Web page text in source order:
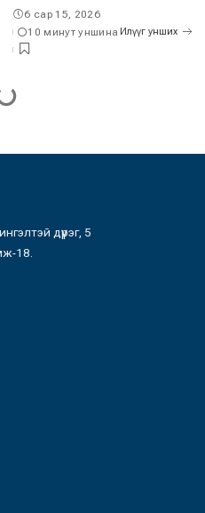
6 сар 15, 2026
10 минут уншина Илүүг унших
дүүрэг, 5
18.